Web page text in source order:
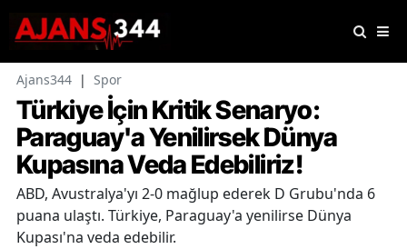
Ajans344 | Spor
Türkiye İçin Kritik Senaryo:
Paraguay'a Yenilirsek Dünya
Kupasına Veda Edebiliriz!
ABD, Avustralya'yı 2-0 mağlup ederek D Grubu'nda 6
puana ulaştı. Türkiye, Paraguay'a yenilirse Dünya
Kupası'na veda edebilir.